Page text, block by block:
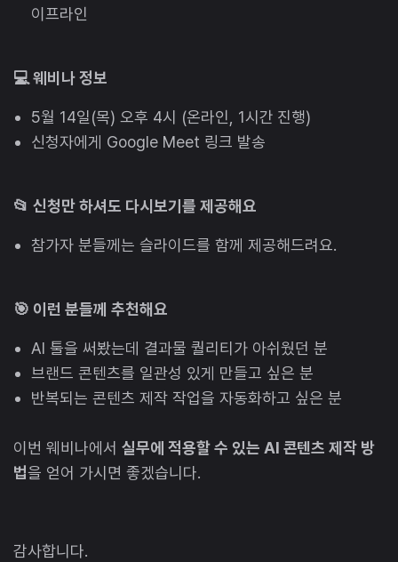
이프라인
💻 웨비나 정보
5월 14일(목) 오후 4시 (온라인, 1시간 진행)
신청자에게 Google Meet 링크 발송
📂 신청만 하셔도 다시보기를 제공해요
참가자 분들께는 슬라이드를 함께 제공해드려요.
🎯 이런 분들께 추천해요
AI 툴을 써봤는데 결과물 퀄리티가 아쉬웠던 분
브랜드 콘텐츠를 일관성 있게 만들고 싶은 분
반복되는 콘텐츠 제작 작업을 자동화하고 싶은 분
이번 웨비나에서 실무에 적용할 수 있는 AI 콘텐츠 제작 방
법을 얻어 가시면 좋겠습니다.
감사합니다.